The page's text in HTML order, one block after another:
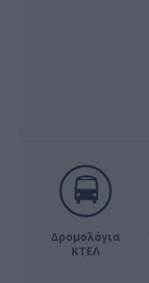
Δρομολόγια
ΚΤΕΛ